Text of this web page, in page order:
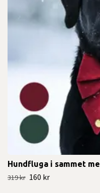
Hundfluga i sammet
319 kr 160 kr